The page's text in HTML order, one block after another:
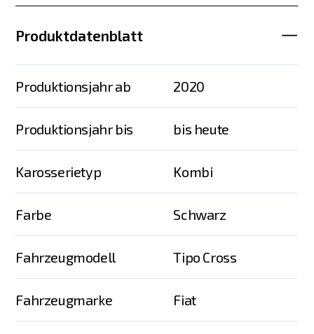
Produktdatenblatt
Produktionsjahr ab 2020
Produktionsjahr bis bis heute
Karosserietyp Kombi
Farbe Schwarz
Fahrzeugmodell Tipo Cross
Fahrzeugmarke Fiat